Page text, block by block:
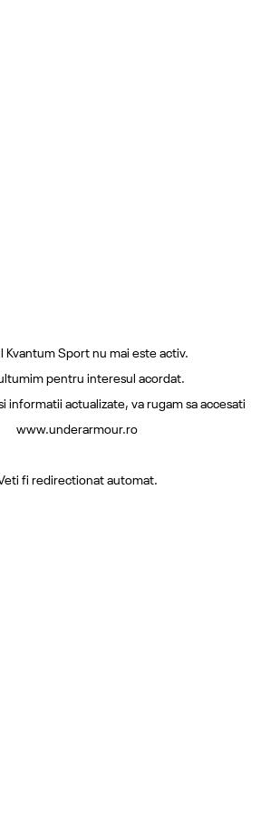
Kvantum Sport nu mai este activ.
pentru interesul acordat.
informatii actualizate, va rugam sa accesati
www.underarmour.ro
fi redirectionat automat.